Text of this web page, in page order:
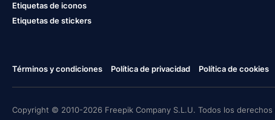
Etiquetas de iconos
Etiquetas de stickers
Términos y condiciones Política de privacidad Política de cookies
Copyright © 2010-2026 Freepik Company S.L.U. Todos los derechos